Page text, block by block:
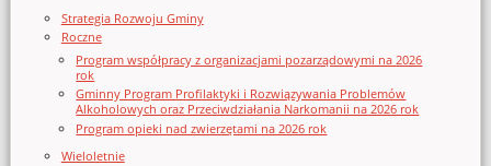
Strategia Rozwoju Gminy
Roczne
Program współpracy z organizacjami pozarządowymi na 2026
rok
Gminny Program Profilaktyki i Rozwiązywania Problemów
Alkoholowych oraz Przeciwdziałania Narkomanii na 2026 rok
Program opieki nad zwierzętami na 2026 rok
Wieloletnie